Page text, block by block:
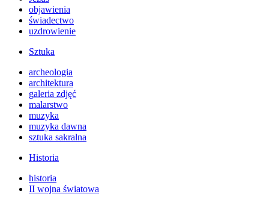
objawienia
świadectwo
uzdrowienie
Sztuka
archeologia
architektura
galeria zdjęć
malarstwo
muzyka
muzyka dawna
sztuka sakralna
Historia
historia
II wojna światowa